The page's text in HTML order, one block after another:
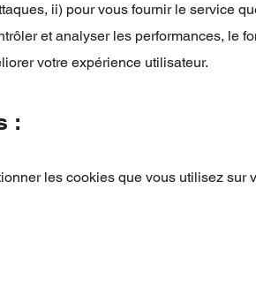
ii) pour vous fournir le service
et analyser les performances, le
votre expérience utilisateur.
:
les cookies que vous utilisez sur